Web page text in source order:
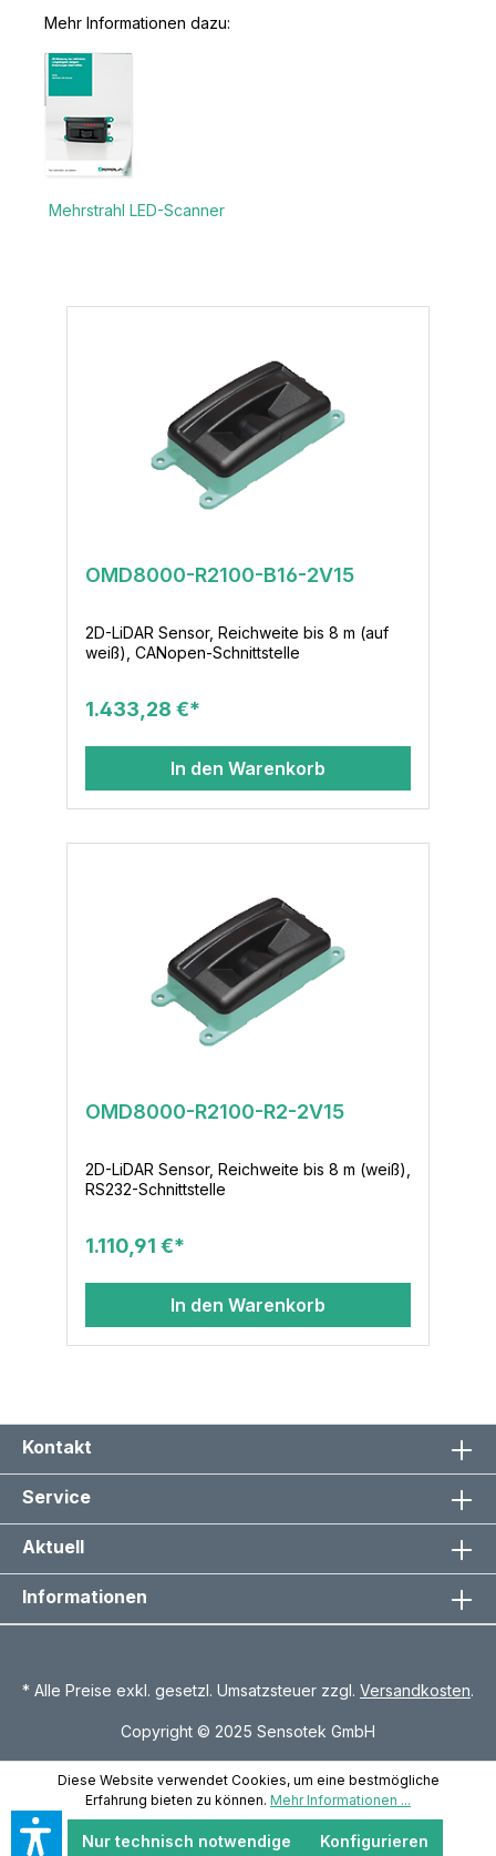
Mehr Informationen dazu:
Mehrstrahl LED-Scanner
OMD8000-R2100-B16-2V15
2D-LiDAR Sensor, Reichweite bis 8 m (auf
weiß), CANopen-Schnittstelle
1.433,28 €*
In den Warenkorb
OMD8000-R2100-R2-2V15
2D-LiDAR Sensor, Reichweite bis 8 m (weiß),
RS232-Schnittstelle
1.110,91 €*
In den Warenkorb
Kontakt
Service
Aktuell
Informationen
* Alle Preise exkl. gesetzl. Umsatzsteuer zzgl. Versandkosten.
Copyright © 2025 Sensotek GmbH
Diese Website verwendet Cookies, um eine bestmögliche
Erfahrung bieten zu können. Mehr Informationen ...
Nur technisch notwendige Konfigurieren